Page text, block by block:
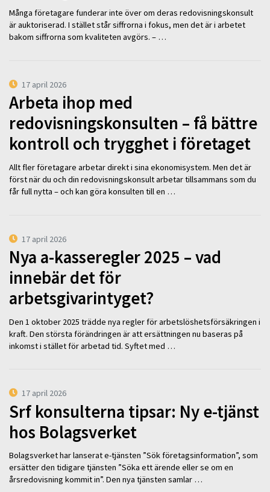
Många företagare funderar inte över om deras redovisningskonsult
är auktoriserad. I stället står siffrorna i fokus, men det är i arbetet
bakom siffrorna som kvaliteten avgörs. – …
17 april 2026
Arbeta ihop med
redovisningskonsulten – få bättre
kontroll och trygghet i företaget
Allt fler företagare arbetar direkt i sina ekonomisystem. Men det är
först när du och din redovisningskonsult arbetar tillsammans som du
får full nytta – och kan göra konsulten till en …
17 april 2026
Nya a-kasseregler 2025 – vad
innebär det för
arbetsgivarintyget?
Den 1 oktober 2025 trädde nya regler för arbetslöshetsförsäkringen i
kraft. Den största förändringen är att ersättningen nu baseras på
inkomst i stället för arbetad tid. Syftet med …
17 april 2026
Srf konsulterna tipsar: Ny e-tjänst
hos Bolagsverket
Bolagsverket har lanserat e-tjänsten ”Sök företagsinformation”, som
ersätter den tidigare tjänsten ”Söka ett ärende eller se om en
årsredovisning kommit in”. Den nya tjänsten samlar …